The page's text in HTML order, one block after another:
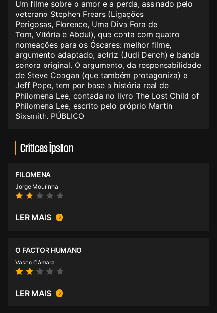
Um filme sobre o amor e a perda, assinado pelo
veterano Stephen Frears (Ligações
Perigosas, Florence, Uma Diva Fora de
Tom, Vitória e Abdul), que conta com quatro
nomeações para os Óscares: melhor filme,
argumento adaptado, actriz (Judi Dench) e banda
sonora original. O argumento, da responsabilidade
de Steve Coogan (que também protagoniza) e
Jeff Pope, tem por base a história real de
Philomena Lee, contada no livro The Lost Child of
Philomena Lee, escrito pelo próprio Martin
Sixsmith. PÚBLICO
Críticas Ípsilon
FILOMENA
Jorge Mourinha
LER MAIS
O FACTOR HUMANO
Vasco Câmara
LER MAIS